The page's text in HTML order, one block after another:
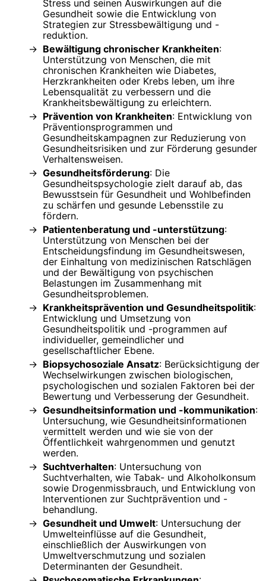
Stress und seinen Auswirkungen auf die
Gesundheit sowie die Entwicklung von
Strategien zur Stressbewältigung und -
reduktion.
Bewältigung chronischer Krankheiten:
Unterstützung von Menschen, die mit
chronischen Krankheiten wie Diabetes,
Herzkrankheiten oder Krebs leben, um ihre
Lebensqualität zu verbessern und die
Krankheitsbewältigung zu erleichtern.
Prävention von Krankheiten: Entwicklung von
Präventionsprogrammen und
Gesundheitskampagnen zur Reduzierung von
Gesundheitsrisiken und zur Förderung gesunder
Verhaltensweisen.
Gesundheitsförderung: Die
Gesundheitspsychologie zielt darauf ab, das
Bewusstsein für Gesundheit und Wohlbefinden
zu schärfen und gesunde Lebensstile zu
fördern.
Patientenberatung und -unterstützung:
Unterstützung von Menschen bei der
Entscheidungsfindung im Gesundheitswesen,
der Einhaltung von medizinischen Ratschlägen
und der Bewältigung von psychischen
Belastungen im Zusammenhang mit
Gesundheitsproblemen.
Krankheitsprävention und Gesundheitspolitik:
Entwicklung und Umsetzung von
Gesundheitspolitik und -programmen auf
individueller, gemeindlicher und
gesellschaftlicher Ebene.
Biopsychosoziale Ansatz: Berücksichtigung der
Wechselwirkungen zwischen biologischen,
psychologischen und sozialen Faktoren bei der
Bewertung und Verbesserung der Gesundheit.
Gesundheitsinformation und -kommunikation:
Untersuchung, wie Gesundheitsinformationen
vermittelt werden und wie sie von der
Öffentlichkeit wahrgenommen und genutzt
werden.
Suchtverhalten: Untersuchung von
Suchtverhalten, wie Tabak- und Alkoholkonsum
sowie Drogenmissbrauch, und Entwicklung von
Interventionen zur Suchtprävention und -
behandlung.
Gesundheit und Umwelt: Untersuchung der
Umwelteinflüsse auf die Gesundheit,
einschließlich der Auswirkungen von
Umweltverschmutzung und sozialen
Determinanten der Gesundheit.